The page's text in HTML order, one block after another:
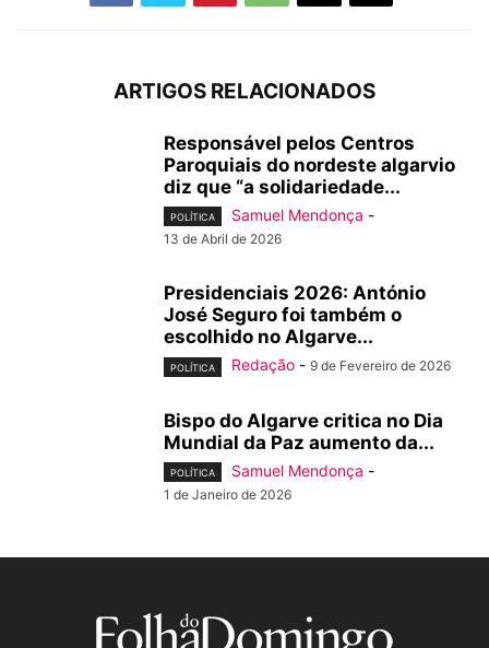
ARTIGOS RELACIONADOS
Responsável pelos Centros
Paroquiais do nordeste algarvio
diz que “a solidariedade...
POLÍTICA Samuel Mendonça -
13 de Abril de 2026
Presidenciais 2026: António
José Seguro foi também o
escolhido no Algarve...
POLÍTICA Redação - 9 de Fevereiro de 2026
Bispo do Algarve critica no Dia
Mundial da Paz aumento da...
POLÍTICA Samuel Mendonça -
1 de Janeiro de 2026